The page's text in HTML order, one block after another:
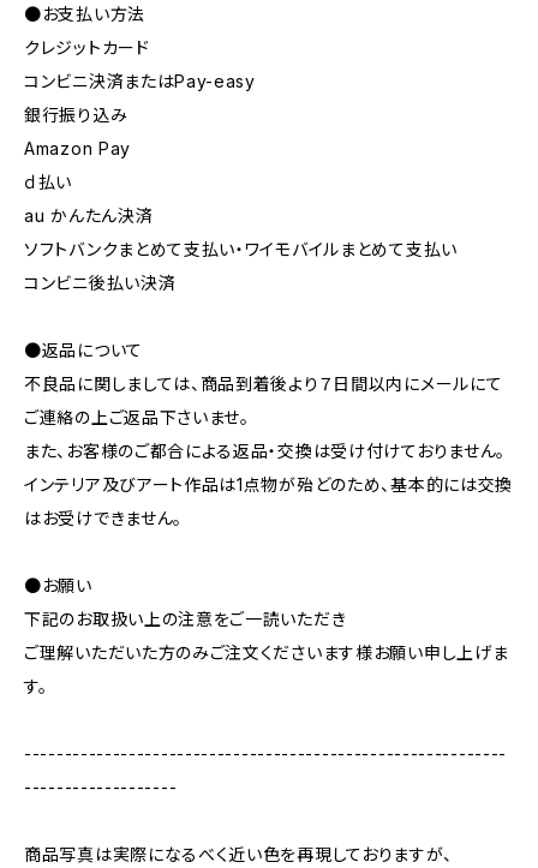
●お支払い方法
クレジットカード
コンビニ決済またはPay-easy
銀行振り込み
Amazon Pay
ｄ払い
au かんたん決済
ソフトバンクまとめて支払い・ワイモバイルまとめて支払い
コンビニ後払い決済
●返品について
不良品に関しましては、商品到着後より７日間以内にメールにて
ご連絡の上ご返品下さいませ。
また、お客様のご都合による返品・交換は受け付けておりません。
インテリア及びアート作品は1点物が殆どのため、基本的には交換
はお受けできません。
●お願い
下記のお取扱い上の注意をご一読いただき
ご理解いただいた方のみご注文くださいます様お願い申し上げま
す。
------------------------------------------------------------
-------------------
商品写真は実際になるべく近い色を再現しておりますが、